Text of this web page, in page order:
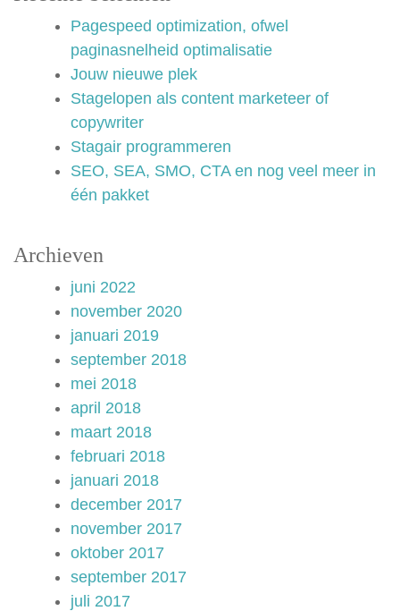
Pagespeed optimization, ofwel
paginasnelheid optimalisatie
Jouw nieuwe plek
Stagelopen als content marketeer of
copywriter
Stagair programmeren
SEO, SEA, SMO, CTA en nog veel meer in
één pakket
Archieven
juni 2022
november 2020
januari 2019
september 2018
mei 2018
april 2018
maart 2018
februari 2018
januari 2018
december 2017
november 2017
oktober 2017
september 2017
juli 2017